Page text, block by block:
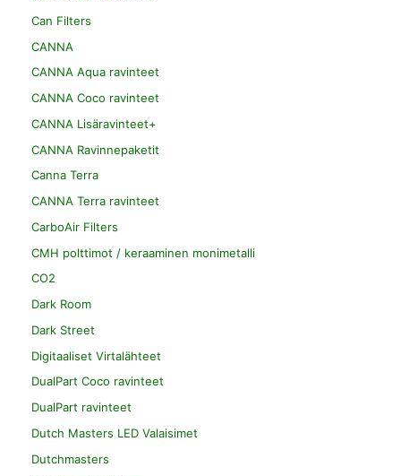
Can Filters
CANNA
CANNA Aqua ravinteet
CANNA Coco ravinteet
CANNA Lisäravinteet+
CANNA Ravinnepaketit
Canna Terra
CANNA Terra ravinteet
CarboAir Filters
CMH polttimot / keraaminen monimetalli
CO2
Dark Room
Dark Street
Digitaaliset Virtalähteet
DualPart Coco ravinteet
DualPart ravinteet
Dutch Masters LED Valaisimet
Dutchmasters